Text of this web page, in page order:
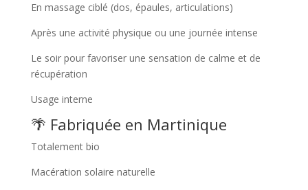
En massage ciblé (dos, épaules, articulations)
Après une activité physique ou une journée intense
Le soir pour favoriser une sensation de calme et de
récupération
Usage interne
🌴 Fabriquée en Martinique
Totalement bio
Macération solaire naturelle